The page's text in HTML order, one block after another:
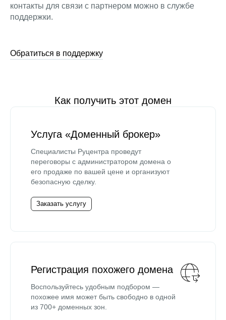
контакты для связи с партнером можно в службе
поддержки.
Обратиться в поддержку
Как получить этот домен
Услуга «Доменный брокер»
Специалисты Руцентра проведут
переговоры с администратором домена о
его продаже по вашей цене и организуют
безопасную сделку.
Заказать услугу
Регистрация похожего домена
Воспользуйтесь удобным подбором —
похожее имя может быть свободно в одной
из 700+ доменных зон.